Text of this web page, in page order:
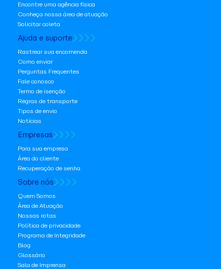
Encontre uma agência física
Conheça nossa área de atuação
Solicitar coleta
Ajuda e suporte
Rastrear sua encomenda
Como enviar
Perguntas Frequentes
Fale conosco
Termo de isenção
Regras de transporte
Tipos de envio
Notícias
Empresas
Para sua empresa
Área do cliente
Recuperação de senha
Sobre nós
Quem Somos
Área de Atuação
Nossas rotas
Política de privacidade
Programa de Integridade
Blog
Glossário
Sala de Imprensa